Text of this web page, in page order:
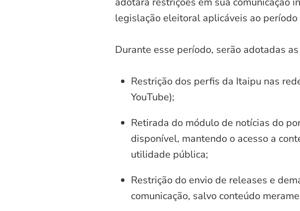
legislação eleitoral aplicáveis ao período
Durante esse período, serão adotadas
Restrição dos perfis da Itaipu nas
YouTube);
Retirada do módulo de notícias do
disponível, mantendo o acesso a
utilidade pública;
Restrição do envio de releases e
comunicação, salvo conteúdo